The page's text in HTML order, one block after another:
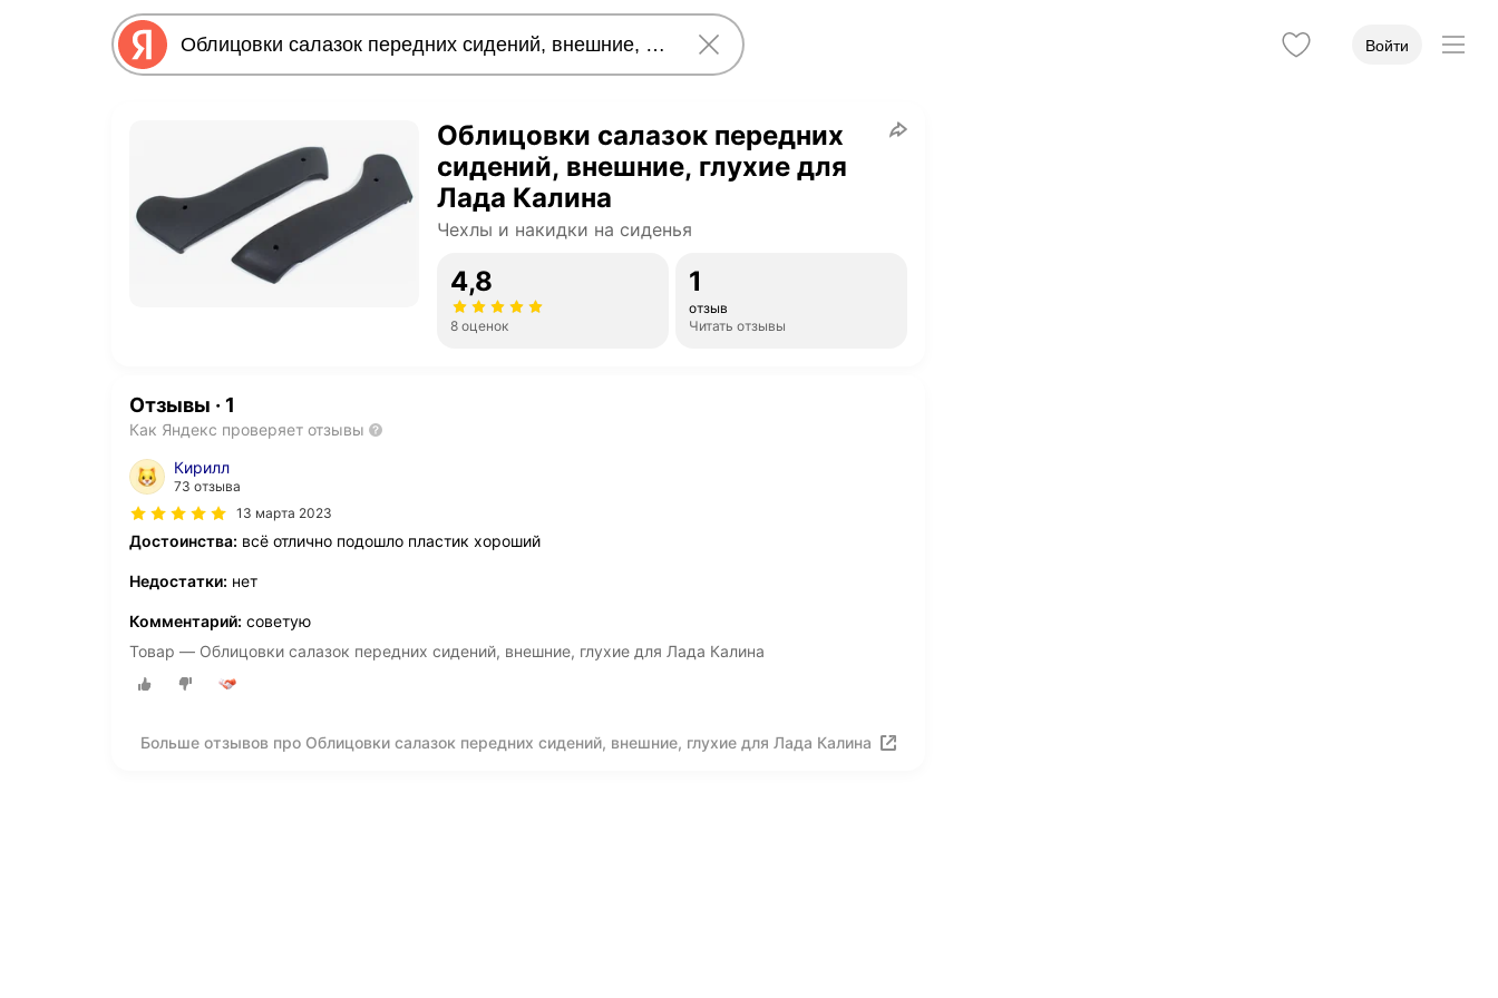
Войти
Облицовки салазок передних
сидений, внешние, глухие для
Лада Калина
Чехлы и накидки на сиденья
4,8
8 оценок
1
отзыв
Читать отзывы
Отзывы · 1
Как Яндекс проверяет отзывы
Кирилл
73 отзыва
13 марта 2023
Достоинства: всё отлично подошло пластик хороший
Недостатки: нет
Комментарий: советую
Товар — Облицовки салазок передних сидений, внешние, глухие для Лада Калина
Больше отзывов про Облицовки салазок передних сидений, внешние, глухие для Лада Калина